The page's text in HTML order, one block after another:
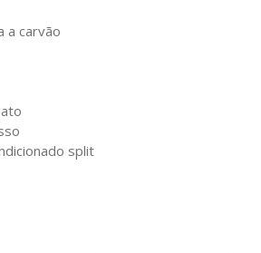
a carvão
split